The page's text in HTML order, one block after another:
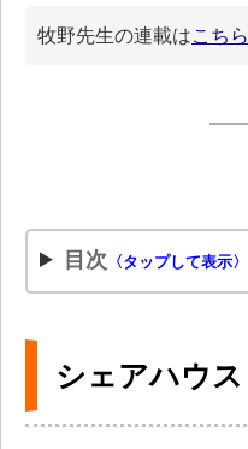
牧野先生の連載はこちら
目次 〈タップして表示〉
シェアハウス